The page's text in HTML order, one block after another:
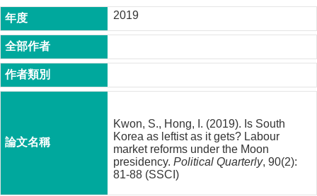
公
告
本
所
簡
所
2019
Kwon, S., Hong, I. (2019). Is South
Korea as leftist as it gets? Labour
market reforms under the Moon
presidency.Political Quarterly, 90(2):
81-88 (SSCI)